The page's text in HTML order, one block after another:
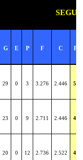
G E P F C Pt
29 0 3 3.276 2.446 58
23 0 9 2.711 2.446 46
20 0 12 2.736 2.522 40